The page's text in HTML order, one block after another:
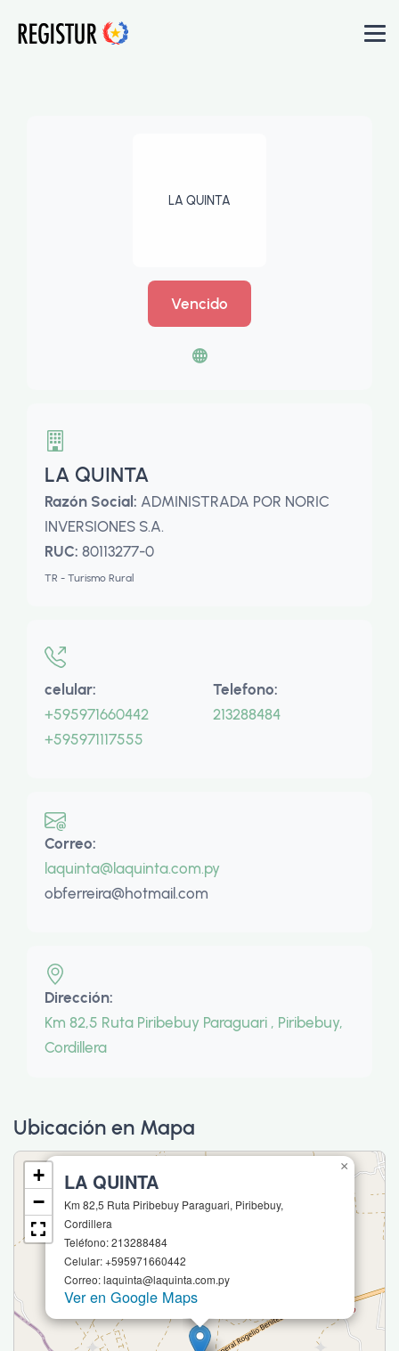
LA QUINTA
Vencido
LA QUINTA
Razón Social: ADMINISTRADA POR NORIC
INVERSIONES S.A.
RUC: 80113277-0
TR - Turismo Rural
celular:
+595971660442
+595971117555
Telefono:
213288484
Correo:
laquinta@laquinta.com.py
obferreira@hotmail.com
Dirección:
Km 82,5 Ruta Piribebuy Paraguari , Piribebuy,
Cordillera
Ubicación en Mapa
LA QUINTA
Km 82,5 Ruta Piribebuy Paraguari, Piribebuy,
Cordillera
Teléfono: 213288484
Celular: +595971660442
Correo: laquinta@laquinta.com.py
Ver en Google Maps
×
+
−